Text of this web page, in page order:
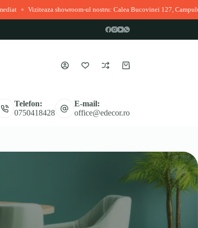
Viziteaza showroom-ul nostru: Calea Bucovinei 127, Campulung
Coș
Telefon:
0750418428
E-mail:
office@edecor.ro